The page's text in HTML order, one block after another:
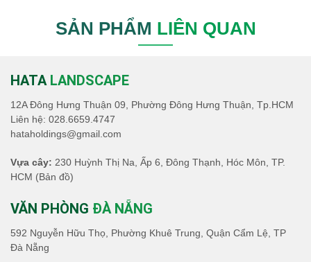
SẢN PHẨM LIÊN QUAN
HATA LANDSCAPE
12A Đông Hưng Thuận 09, Phường Đông Hưng Thuận, Tp.HCM
Liên hệ: 028.6659.4747
hataholdings@gmail.com
Vựa cây: 230 Huỳnh Thị Na, Ấp 6, Đông Thạnh, Hóc Môn, TP.
HCM (Bản đồ)
VĂN PHÒNG ĐÀ NẴNG
592 Nguyễn Hữu Thọ, Phường Khuê Trung, Quận Cẩm Lệ, TP
Đà Nẵng